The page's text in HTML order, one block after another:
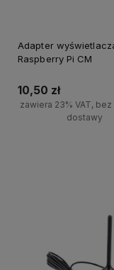
Adapter
Raspberry Pi CM
10,50 zł
zawiera 23% VAT,
dostawy